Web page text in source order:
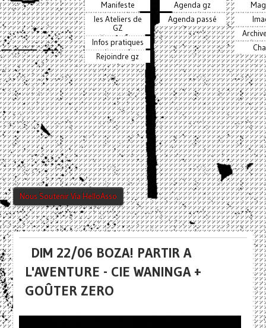
Manifeste
les Ateliers de
GZ
Infos pratiques
Rejoindre gz
Agenda gz
Agenda passé
Nous Soutenir Via HelloAsso
DIM 22/06 BOZA! PARTIR A
L'AVENTURE - CIE WANINGA +
GOÛTER ZERO